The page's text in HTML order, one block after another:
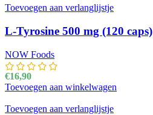
Toevoegen aan verlanglijstje
L-Tyrosine 500 mg (120 caps)
NOW Foods
€16,90
Toevoegen aan winkelwagen
Toevoegen aan verlanglijstje